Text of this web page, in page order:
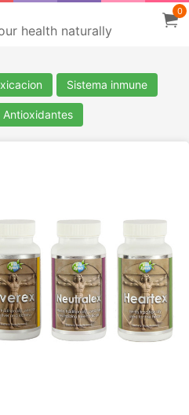
health naturally
0
Sistema inmune
Antioxidantes